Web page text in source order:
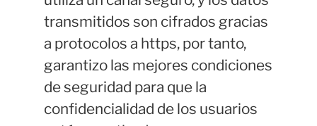
transmitidos son cifrados gracias
a protocolos a https, por tanto,
garantizo las mejores condiciones
de seguridad para que la
confidencialidad de los usuarios